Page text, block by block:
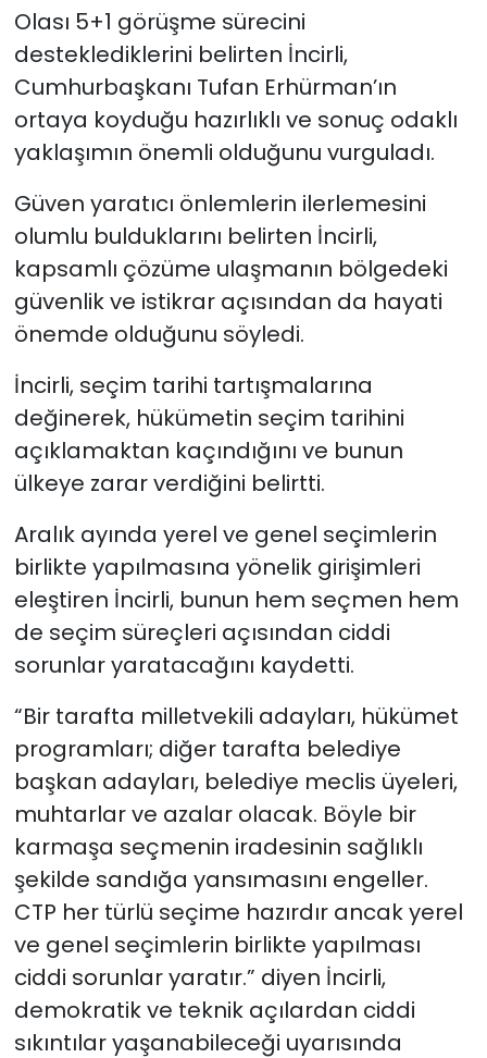
Olası 5+1 görüşme sürecini
desteklediklerini belirten İncirli,
Cumhurbaşkanı Tufan Erhürman’ın
ortaya koyduğu hazırlıklı ve sonuç odaklı
yaklaşımın önemli olduğunu vurguladı.
Güven yaratıcı önlemlerin ilerlemesini
olumlu bulduklarını belirten İncirli,
kapsamlı çözüme ulaşmanın bölgedeki
güvenlik ve istikrar açısından da hayati
önemde olduğunu söyledi.
İncirli, seçim tarihi tartışmalarına
değinerek, hükümetin seçim tarihini
açıklamaktan kaçındığını ve bunun
ülkeye zarar verdiğini belirtti.
Aralık ayında yerel ve genel seçimlerin
birlikte yapılmasına yönelik girişimleri
eleştiren İncirli, bunun hem seçmen hem
de seçim süreçleri açısından ciddi
sorunlar yaratacağını kaydetti.
“Bir tarafta milletvekili adayları, hükümet
programları; diğer tarafta belediye
başkan adayları, belediye meclis üyeleri,
muhtarlar ve azalar olacak. Böyle bir
karmaşa seçmenin iradesinin sağlıklı
şekilde sandığa yansımasını engeller.
CTP her türlü seçime hazırdır ancak yerel
ve genel seçimlerin birlikte yapılması
ciddi sorunlar yaratır.” diyen İncirli,
demokratik ve teknik açılardan ciddi
sıkıntılar yaşanabileceği uyarısında